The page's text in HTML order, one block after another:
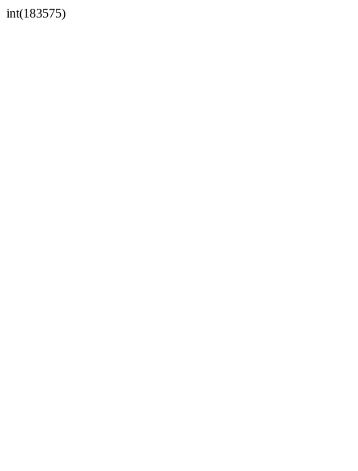
int(183575)